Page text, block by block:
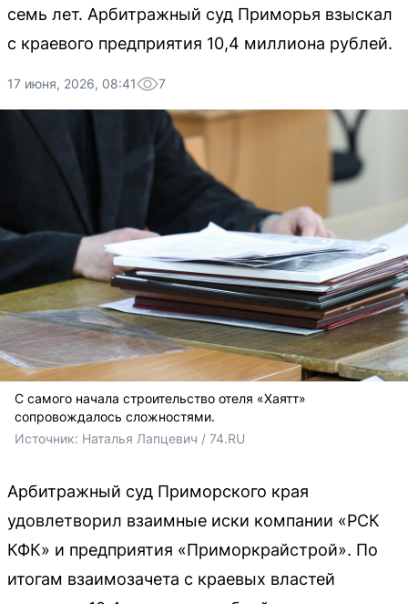
семь лет. Арбитражный суд Приморья взыскал
с краевого предприятия 10,4 миллиона рублей.
17 июня, 2026, 08:41 7
С самого начала строительство отеля «Хаятт»
сопровождалось сложностями.
Источник: Наталья Лапцевич / 74.RU
Арбитражный суд Приморского края
удовлетворил взаимные иски компании «РСК
КФК» и предприятия «Приморкрайстрой». По
итогам взаимозачета с краевых властей